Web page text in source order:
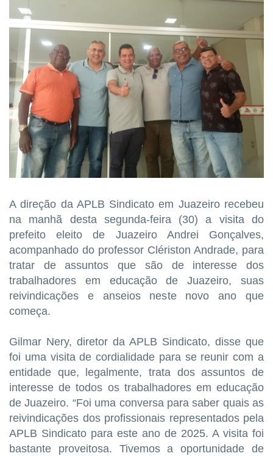
A direção da APLB Sindicato em Juazeiro recebeu
na manhã desta segunda-feira (30) a visita do
prefeito eleito de Juazeiro Andrei Gonçalves,
acompanhado do professor Clériston Andrade, para
tratar de assuntos que são de interesse dos
trabalhadores em educação de Juazeiro, suas
reivindicações e anseios neste novo ano que
começa.
Gilmar Nery, diretor da APLB Sindicato, disse que
foi uma visita de cordialidade para se reunir com a
entidade que, legalmente, trata dos assuntos de
interesse de todos os trabalhadores em educação
de Juazeiro. “Foi uma conversa para saber quais as
reivindicações dos profissionais representados pela
APLB Sindicato para este ano de 2025. A visita foi
bastante proveitosa. Tivemos a oportunidade de